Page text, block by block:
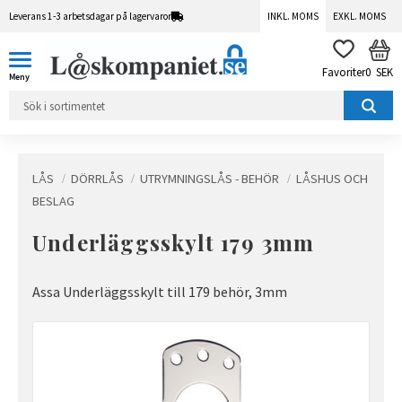
Leverans 1-3 arbetsdagar på lagervaror INKL. MOMS EXKL. MOMS
FAVORITER
0 SEK
LÅS DÖRRLÅS UTRYMNINGSLÅS - BEHÖR
LÅSHUS OCH
BESLAG
Underläggsskylt 179 3mm
Assa Underläggsskylt till 179 behör, 3mm